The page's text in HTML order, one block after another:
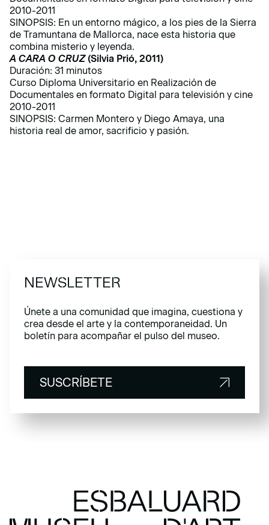
2010-2011
SINOPSIS: En un entorno mágico, a los pies de la Sierra
de Tramuntana de Mallorca, nace esta historia que
combina misterio y leyenda.
A CARA O CRUZ(Silvia Prió, 2011)
Duración: 31 minutos
Curso Diploma Universitario en Realización de
Documentales en formato Digital para televisión y cine
2010-2011
SINOPSIS: Carmen Montero y Diego Amaya, una
historia real de amor, sacrificio y pasión.
NEWSLETTER
Únete a una comunidad que imagina, cuestiona y
crea desde el arte y la contemporaneidad. Un
boletín para acompañar el pulso del museo.
SUSCRÍBETE
SUSCRÍBETE